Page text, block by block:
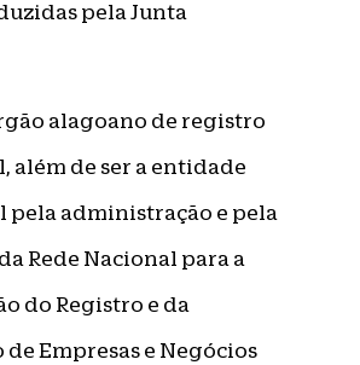
pela Junta
alagoano de registro
além de ser a entidade
pela administração e pela
Rede Nacional para a
do Registro e da
Empresas e Negócios